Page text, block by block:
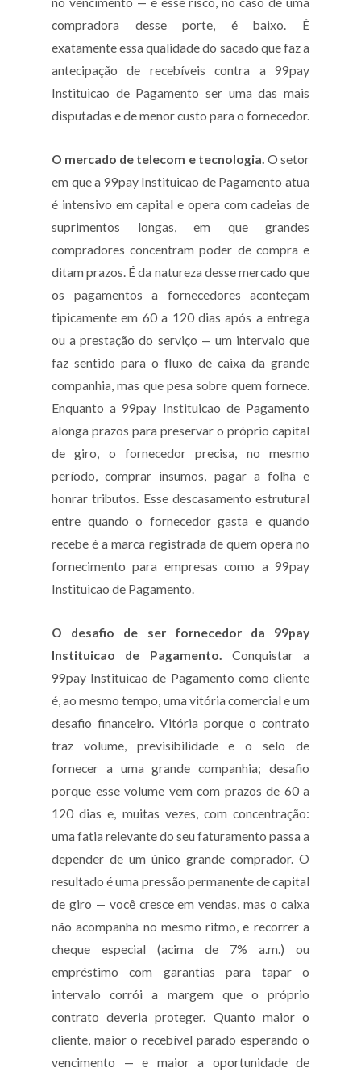
compradora desse porte, é baixo. É
exatamente essa qualidade do sacado que faz a
antecipação de recebíveis contra a 99pay
Instituicao de Pagamento ser uma das mais
disputadas e de menor custo para o fornecedor.
O mercado de telecom e tecnologia. O setor
em que a 99pay Instituicao de Pagamento atua
é intensivo em capital e opera com cadeias de
suprimentos longas, em que grandes
compradores concentram poder de compra e
ditam prazos. É da natureza desse mercado que
os pagamentos a fornecedores aconteçam
tipicamente em 60 a 120 dias após a entrega
ou a prestação do serviço — um intervalo que
faz sentido para o fluxo de caixa da grande
companhia, mas que pesa sobre quem fornece.
Enquanto a 99pay Instituicao de Pagamento
alonga prazos para preservar o próprio capital
de giro, o fornecedor precisa, no mesmo
período, comprar insumos, pagar a folha e
honrar tributos. Esse descasamento estrutural
entre quando o fornecedor gasta e quando
recebe é a marca registrada de quem opera no
fornecimento para empresas como a 99pay
Instituicao de Pagamento.
O desafio de ser fornecedor da 99pay
Instituicao de Pagamento. Conquistar a
99pay Instituicao de Pagamento como cliente
é, ao mesmo tempo, uma vitória comercial e um
desafio financeiro. Vitória porque o contrato
traz volume, previsibilidade e o selo de
fornecer a uma grande companhia; desafio
porque esse volume vem com prazos de 60 a
120 dias e, muitas vezes, com concentração:
uma fatia relevante do seu faturamento passa a
depender de um único grande comprador. O
resultado é uma pressão permanente de capital
de giro — você cresce em vendas, mas o caixa
não acompanha no mesmo ritmo, e recorrer a
cheque especial (acima de 7% a.m.) ou
empréstimo com garantias para tapar o
intervalo corrói a margem que o próprio
contrato deveria proteger. Quanto maior o
cliente, maior o recebível parado esperando o
vencimento — e maior a oportunidade de